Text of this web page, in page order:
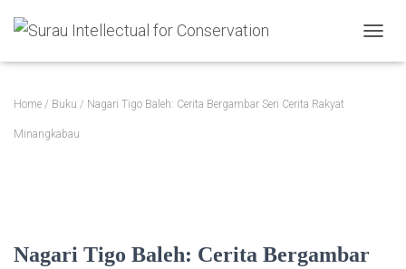
Home / Buku / Nagari Tigo Baleh: Cerita Bergambar Seri Cerita Rakyat
Minangkabau
Nagari Tigo Baleh: Cerita Bergambar